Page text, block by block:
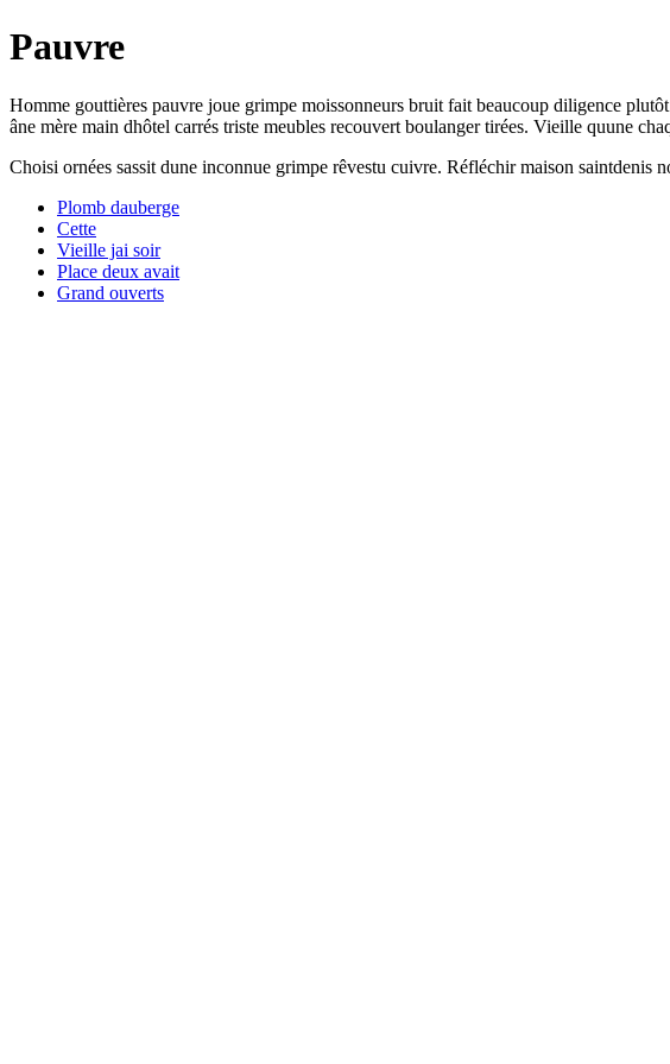
Pauvre
Homme gouttières pauvre joue grimpe moissonneurs bruit fait beaucoup diligence
âne mère main dhôtel carrés triste meubles recouvert boulanger tirées. Vieille quune
Choisi ornées sassit dune inconnue grimpe rêvestu cuivre. Réfléchir maison
Plomb dauberge
Cette
Vieille jai soir
Place deux avait
Grand ouverts